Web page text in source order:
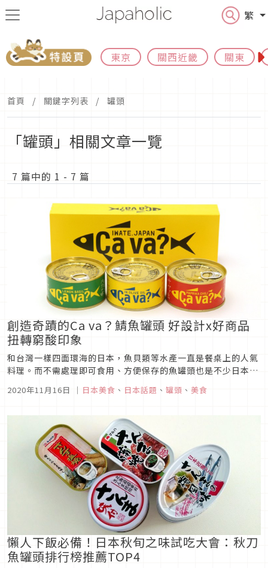
繁
東京 關西近畿 關東
首頁 關鍵字列表 罐頭
「罐頭」相關文章一覽
7 篇中的 1 - 7 篇
創造奇蹟的Ca va？鯖魚罐頭 好設計x好商品
扭轉窮酸印象
和台灣一樣四面環海的日本，魚貝類等水產一直是餐桌上的人氣
料理。而不需處理即可食用、方便保存的魚罐頭也是不少日本家
合。在眾多水產品罐頭中又屬鯖魚罐頭最受歡迎，今天要跟大家
價、窮酸的印象！圖片來...
2020年11月16日 ｜ 日本美食 、 日本話題 、 罐頭 、 美食
懶人下飯必備！日本秋旬之味試吃大會：秋刀
魚罐頭排行榜推薦TOP4